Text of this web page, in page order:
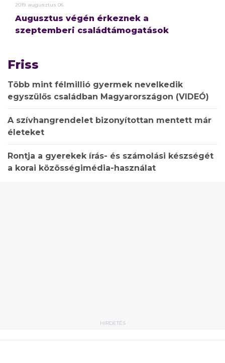
2019. augusztus 06.
Augusztus végén érkeznek a
szeptemberi családtámogatások
Friss
Több mint félmillió gyermek nevelkedik
egyszülős családban Magyarországon (VIDEÓ)
A szívhangrendelet bizonyítottan mentett már
életeket
Rontja a gyerekek írás- és számolási készségét
a korai közösségimédia-használat
HIRDETÉS